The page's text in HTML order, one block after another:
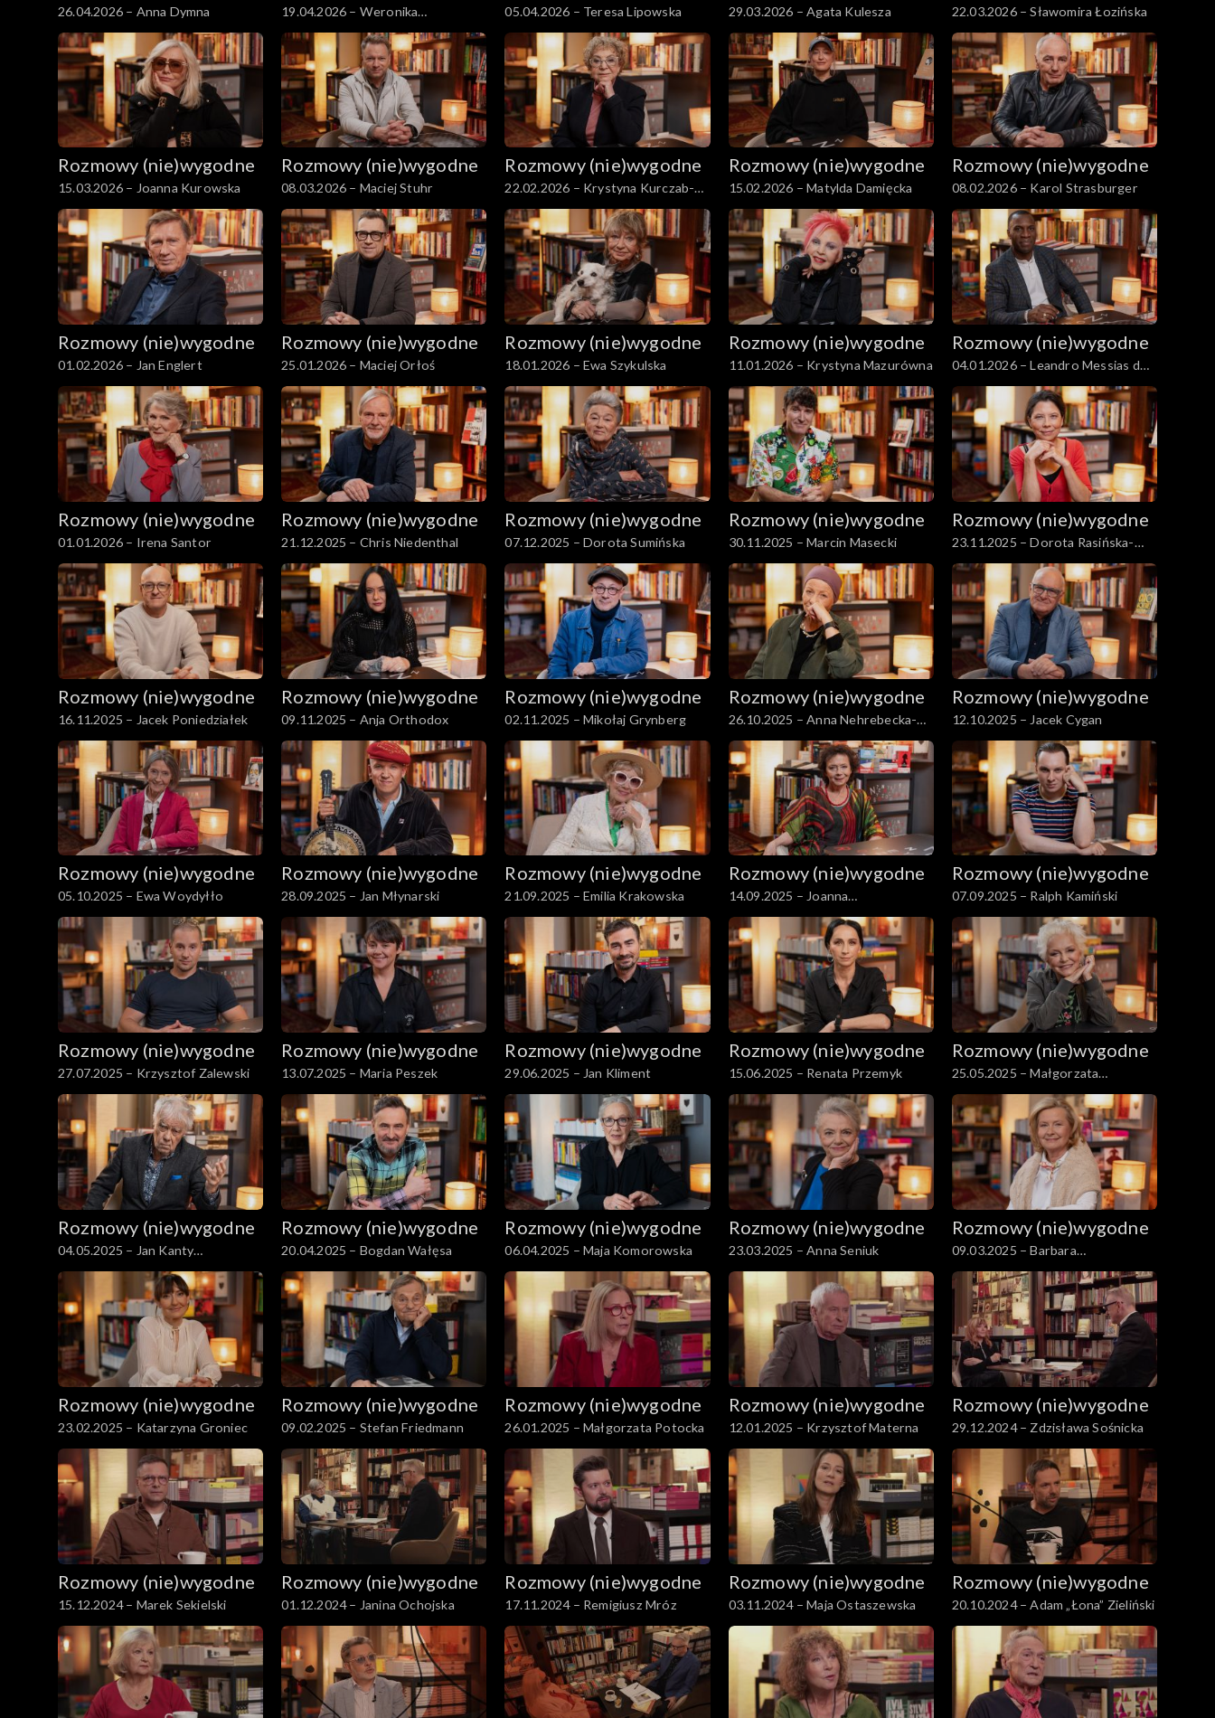
26.04.2026 – Anna Dymna
19.04.2026 – Weronika
Mliczewska
05.04.2026 – Teresa Lipowska 29.03.2026 – Agata Kulesza 22.03.2026 – Sławomira Łozińska
Rozmowy (nie)wygodne
15.03.2026 – Joanna Kurowska
Rozmowy (nie)wygodne
08.03.2026 – Maciej Stuhr
Rozmowy (nie)wygodne
22.02.2026 – Krystyna Kurczab-
Redlich
Rozmowy (nie)wygodne
15.02.2026 – Matylda Damięcka
Rozmowy (nie)wygodne
08.02.2026 – Karol Strasburger
Rozmowy (nie)wygodne
01.02.2026 – Jan Englert
Rozmowy (nie)wygodne
25.01.2026 – Maciej Orłoś
Rozmowy (nie)wygodne
18.01.2026 – Ewa Szykulska
Rozmowy (nie)wygodne
11.01.2026 – Krystyna Mazurówna
Rozmowy (nie)wygodne
04.01.2026 – Leandro Messias dos
Santos
Rozmowy (nie)wygodne
01.01.2026 – Irena Santor
Rozmowy (nie)wygodne
21.12.2025 – Chris Niedenthal
Rozmowy (nie)wygodne
07.12.2025 – Dorota Sumińska
Rozmowy (nie)wygodne
30.11.2025 – Marcin Masecki
Rozmowy (nie)wygodne
23.11.2025 – Dorota Rasińska-
Samoćko
Rozmowy (nie)wygodne
16.11.2025 – Jacek Poniedziałek
Rozmowy (nie)wygodne
09.11.2025 – Anja Orthodox
Rozmowy (nie)wygodne
02.11.2025 – Mikołaj Grynberg
Rozmowy (nie)wygodne
26.10.2025 – Anna Nehrebecka-
Byczewska
Rozmowy (nie)wygodne
12.10.2025 – Jacek Cygan
Rozmowy (nie)wygodne
05.10.2025 – Ewa Woydyłło
Rozmowy (nie)wygodne
28.09.2025 – Jan Młynarski
Rozmowy (nie)wygodne
21.09.2025 – Emilia Krakowska
Rozmowy (nie)wygodne
14.09.2025 – Joanna
Szczepkowska
Rozmowy (nie)wygodne
07.09.2025 – Ralph Kamiński
Rozmowy (nie)wygodne
27.07.2025 – Krzysztof Zalewski
Rozmowy (nie)wygodne
13.07.2025 – Maria Peszek
Rozmowy (nie)wygodne
29.06.2025 – Jan Kliment
Rozmowy (nie)wygodne
15.06.2025 – Renata Przemyk
Rozmowy (nie)wygodne
25.05.2025 – Małgorzata
Ostrowska
Rozmowy (nie)wygodne
04.05.2025 – Jan Kanty
Pawluśkiewicz
Rozmowy (nie)wygodne
20.04.2025 – Bogdan Wałęsa
Rozmowy (nie)wygodne
06.04.2025 – Maja Komorowska
Rozmowy (nie)wygodne
23.03.2025 – Anna Seniuk
Rozmowy (nie)wygodne
09.03.2025 – Barbara
Bursztynowicz
Rozmowy (nie)wygodne
23.02.2025 – Katarzyna Groniec
Rozmowy (nie)wygodne
09.02.2025 – Stefan Friedmann
Rozmowy (nie)wygodne
26.01.2025 – Małgorzata Potocka
Rozmowy (nie)wygodne
12.01.2025 – Krzysztof Materna
Rozmowy (nie)wygodne
29.12.2024 – Zdzisława Sośnicka
Rozmowy (nie)wygodne
15.12.2024 – Marek Sekielski
Rozmowy (nie)wygodne
01.12.2024 – Janina Ochojska
Rozmowy (nie)wygodne
17.11.2024 – Remigiusz Mróz
Rozmowy (nie)wygodne
03.11.2024 – Maja Ostaszewska
Rozmowy (nie)wygodne
20.10.2024 – Adam „Łona” Zieliński